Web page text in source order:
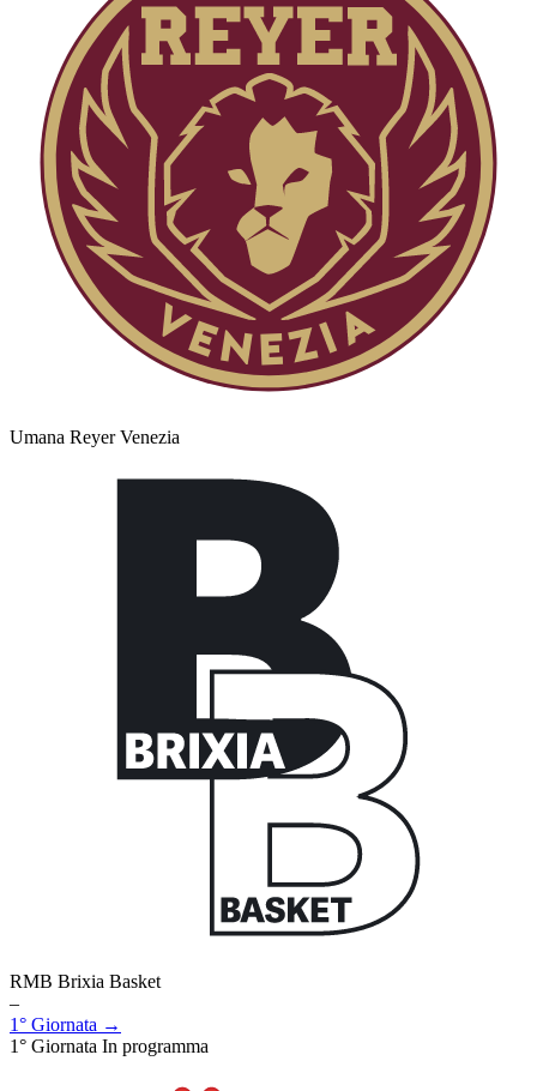
Umana Reyer Venezia
RMB Brixia Basket
–
1° Giornata →
1° Giornata In programma